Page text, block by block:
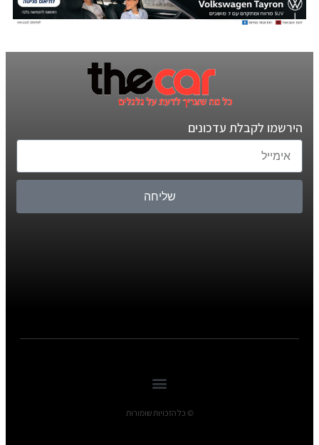
הירשמו לקבלת עדכונים
שליחה
© כל הזכויות שומורות